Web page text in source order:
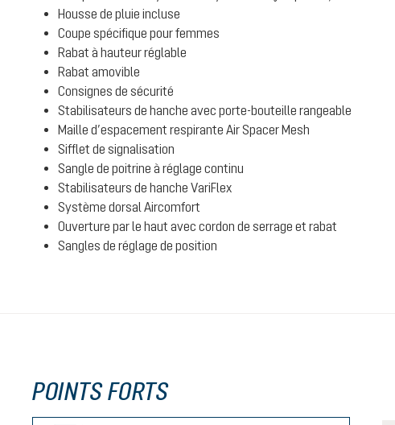
Housse de pluie incluse
Coupe spécifique pour femmes
Rabat à hauteur réglable
Rabat amovible
Consignes de sécurité
Stabilisateurs de hanche avec porte-bouteille rangeable
Maille d’espacement respirante Air Spacer Mesh
Sifflet de signalisation
Sangle de poitrine à réglage continu
Stabilisateurs de hanche VariFlex
Système dorsal Aircomfort
Ouverture par le haut avec cordon de serrage et rabat
Sangles de réglage de position
POINTS FORTS